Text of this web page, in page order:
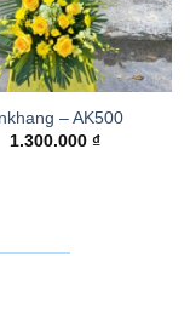
– AK500
1.300.000 ₫